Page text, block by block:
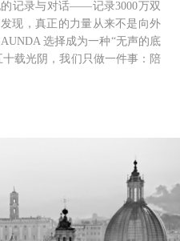
记录与对话——记录3000万双
现，真正的⼒量从来不是向外
选择成为⼀种“⽆声的底
载光阴，我们只做⼀件事：陪